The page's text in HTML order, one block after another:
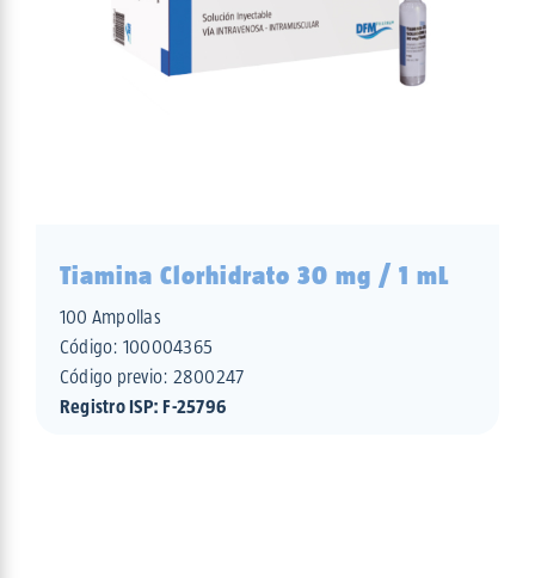
Tiamina Clorhidrato 30 mg / 1 mL
100 Ampollas
Código: 100004365
Código previo: 2800247
Registro ISP: F-25796